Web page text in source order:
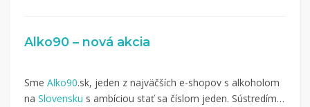
Alko90 – nová akcia
Sme Alko90.sk, jeden z najväčších e-shopov s alkoholom
na Slovensku s ambíciou stať sa číslom jeden. Sústredíme